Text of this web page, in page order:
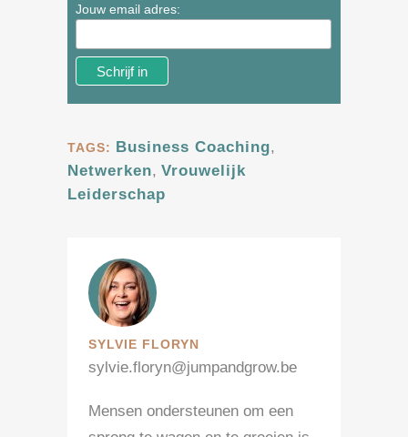
Jouw email adres:
TAGS: Business Coaching,
Netwerken, Vrouwelijk
Leiderschap
SYLVIE FLORYN
sylvie.floryn@jumpandgrow.be
Mensen ondersteunen om een